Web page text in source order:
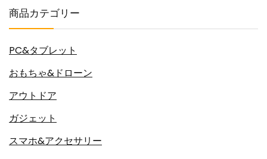
商品カテゴリー
PC&タブレット
おもちゃ&ドローン
アウトドア
ガジェット
スマホ&アクセサリー